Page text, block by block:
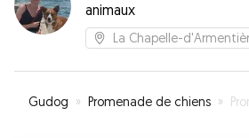
animaux
La Chapelle-
Gudog » Promenade de chiens »